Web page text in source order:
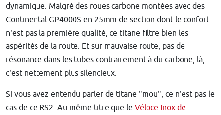
dynamique. Malgré des roues carbone montées avec des
Continental GP4000S en 25mm de section dont le confort
n'est pas la première qualité, ce titane filtre bien les
aspérités de la route. Et sur mauvaise route, pas de
résonance dans les tubes contrairement à du carbone, là,
c'est nettement plus silencieux.
Si vous avez entendu parler de titane "mou", ce n'est pas le
cas de ce RS2. Au même titre que le Véloce Inox de